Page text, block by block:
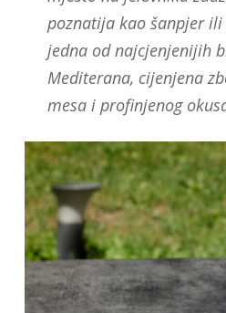
poznatija kao šanpjer ili
jedna od najcjenjenijih
Mediterana, cijenjena
mesa i profinjenog